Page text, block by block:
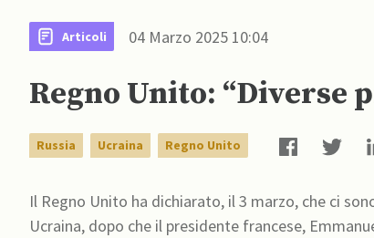
Articoli 04 Marzo 2025 10:04
Regno Unito: “Diverse
Russia Ucraina Regno Unito
Il Regno Unito ha dichiarato, il 3 marzo, che ci
Ucraina, dopo che il presidente francese,